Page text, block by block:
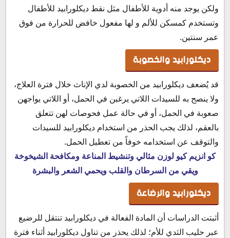
ولكن يوجد منه أدوية للأطفال مثل نقط ديكلورابيد للأطفال
وتستخدم كمسكن للألم و لها مفعول خافض للحرارة من فوق
عمر سنتين.
ديكلورابيد والخصوبة
قد يُضعف ديكلورابيد من الخصوبة لدي الإناث خلال فترة العلاج،
ولا ينصح به للسيدات اللاتي يرغبن في الحمل، أو اللاتي يواجهن
صعوبة في الحمل، أو في حالة عمل فحوصات لهن تتعلق
بالعقم، لذلك يجب الحذر من استخدام ديكلورابيد للسيدات
والتوقف عن استخدامه خوفاً من تعطيل الحمل.
كو انزيم كيو لوزن مثالي وتنشيط المناعة ومكافحة الشيخوخة
ويقي من السرطان والقلب ويحمي الشعر والبشرة
ديكلورابيد والرضاعة
أثبتت الدراسات أن المادة الفعالة في ديكلورابيد تنتقل للرضيع
عبر حليب الثدي للأم؛ لذلك يحذر من تناول ديكلورابيد أثناء فترة